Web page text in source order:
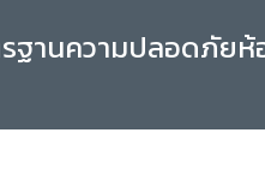
ฐานความปลอดภัย